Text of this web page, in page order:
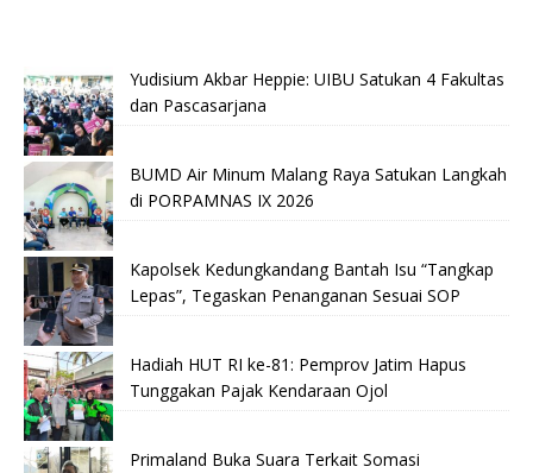
Yudisium Akbar Heppie: UIBU Satukan 4 Fakultas
dan Pascasarjana
BUMD Air Minum Malang Raya Satukan Langkah
di PORPAMNAS IX 2026
Kapolsek Kedungkandang Bantah Isu “Tangkap
Lepas”, Tegaskan Penanganan Sesuai SOP
Hadiah HUT RI ke-81: Pemprov Jatim Hapus
Tunggakan Pajak Kendaraan Ojol
Primaland Buka Suara Terkait Somasi